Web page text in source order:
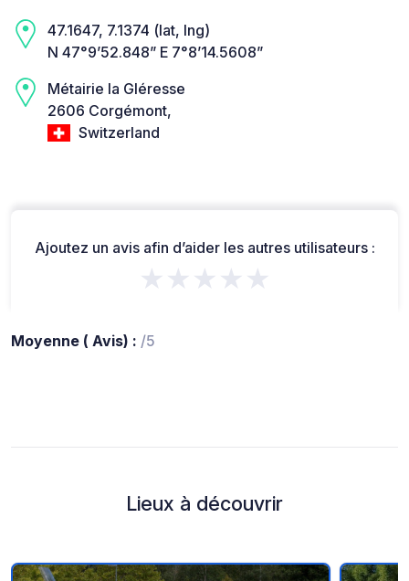
47.1647, 7.1374 (lat, lng)
N 47°9’52.848” E 7°8’14.5608”
Métairie la Gléresse
2606 Corgémont,
Switzerland
Ajoutez un avis afin d’aider les autres utilisateurs :
★★★★★
Moyenne ( Avis) : /5
Lieux à découvrir